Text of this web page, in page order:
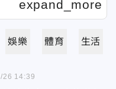
娛樂 體育 生活
26 14:39